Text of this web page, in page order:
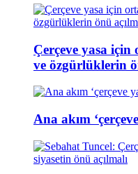
Çerçeve yasa
ve özgürlüklerin
Ana akım